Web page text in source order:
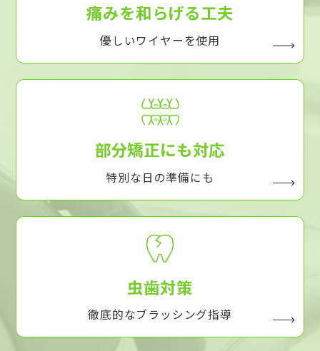
痛みを和らげる工夫
優しいワイヤーを使用
部分矯正にも対応
特別な日の準備にも
虫歯対策
徹底的なブラッシング指導